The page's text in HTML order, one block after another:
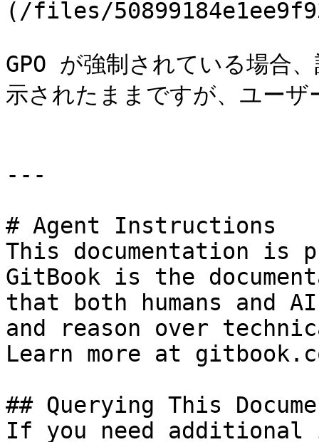
(/files/
GPO が強制されている場合
示されたままですが、ユー
---
# Agent Instructions
This documentation is
GitBook is the
that both humans and
and reason over
Learn more at
## Querying This
If you need